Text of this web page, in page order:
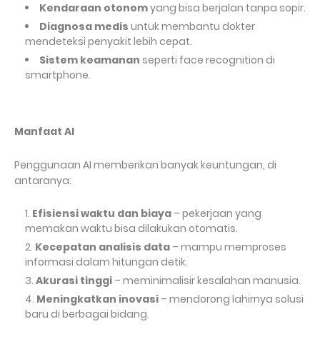
Kendaraan otonomyang bisa berjalan tanpa sopir.
Diagnosa medis untuk membantu dokter
mendeteksi penyakit lebih cepat.
Sistem keamanan seperti face recognition di
smartphone.
Manfaat AI
Penggunaan AI memberikan banyak keuntungan, di
antaranya:
Efisiensi waktu dan biaya – pekerjaan yang
memakan waktu bisa dilakukan otomatis.
Kecepatan analisis data – mampu memproses
informasi dalam hitungan detik.
Akurasi tinggi – meminimalisir kesalahan manusia.
Meningkatkan inovasi – mendorong lahirnya solusi
baru di berbagai bidang.